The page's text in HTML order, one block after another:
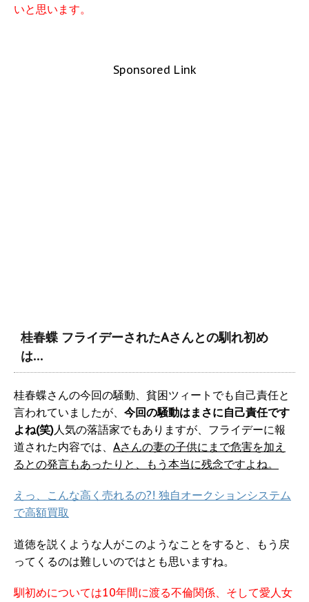
いと思います。
Sponsored Link
桂春蝶 フライデーされたAさんとの馴れ初め
は…
桂春蝶さんの今回の騒動、貧困ツィートでも自己責任と
言われていましたが、 今回の騒動はまさに自己責任です
よね(笑)人気の落語家でもありますが、フライデーに報
道された内容では、 Aさんの妻の子供にまで危害を加え
るとの発言もあったりと、もう本当に残念ですよね。
えっ、こんな高く売れるの?! 独自オークションシステム
で高額買取
道徳を説くような人がこのようなことをすると、もう戻
ってくるのは難しいのではとも思いますね。
馴初めについては10年間に渡る不倫関係、そして愛人女